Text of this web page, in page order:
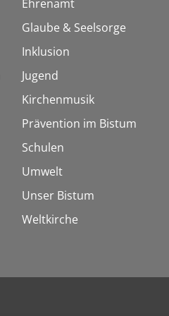
Ehrenamt
Glaube & Seelsorge
Inklusion
Jugend
Kirchenmusik
Prävention im Bistum
Schulen
Umwelt
Unser Bistum
Weltkirche